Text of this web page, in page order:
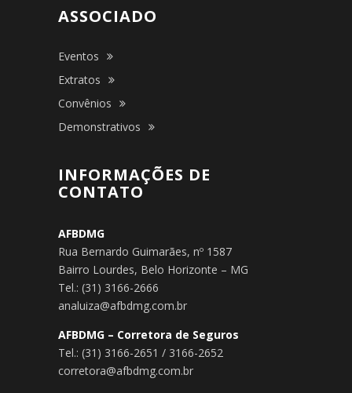
ASSOCIADO
Eventos
Extratos
Convênios
Demonstrativos
INFORMAÇÕES DE
CONTATO
AFBDMG
Rua Bernardo Guimarães, nº 1587
Bairro Lourdes, Belo Horizonte – MG
Tel.: (31) 3166-2666
analuiza@afbdmg.com.br
AFBDMG – Corretora de Seguros
Tel.: (31) 3166-2651 / 3166-2652
corretora@afbdmg.com.br